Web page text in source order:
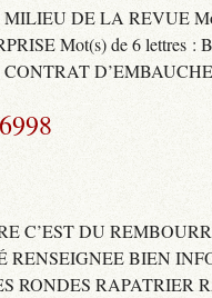
MILIEU DE LA REVUE
Mot(s) de 6 lettres :
CONTRAT
C’EST DU
RENSEIGNEE BIEN
RONDES RAPATRIER